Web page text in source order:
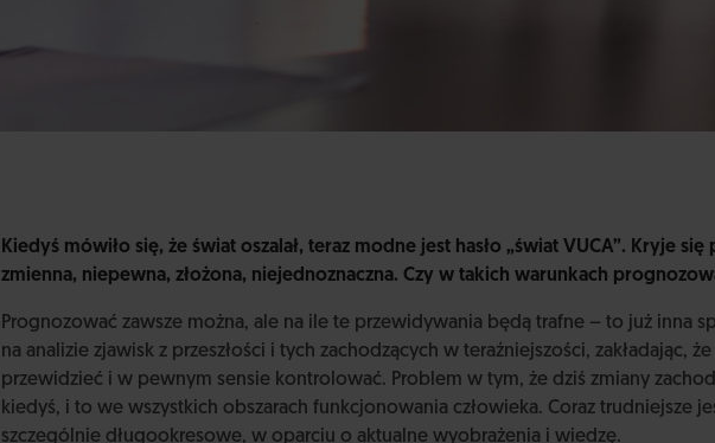
Kiedyś mówiło się, że świat oszalał, teraz modne jest hasło „świat VUCA”. Kryje
zmienna, niepewna, złożona, niejednoznaczna. Czy w takich warunkach
Prognozować zawsze można, ale na ile te przewidywania będą trafne – to już inna
na analizie zjawisk z przeszłości i tych zachodzących w teraźniejszości, zakładając,
przewidzieć i w pewnym sensie kontrolować. Problem w tym, że dziś zmiany
kiedyś, i to we wszystkich obszarach funkcjonowania człowieka. Coraz trudniejsze
szczególnie długookresowe, w oparciu o aktualne wyobrażenia i wiedzę.